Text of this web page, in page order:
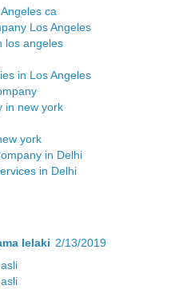
ca
Los Angeles
los angeles
in Los Angeles
in new york
york
in Delhi
in Delhi
lelaki 2/13/2019